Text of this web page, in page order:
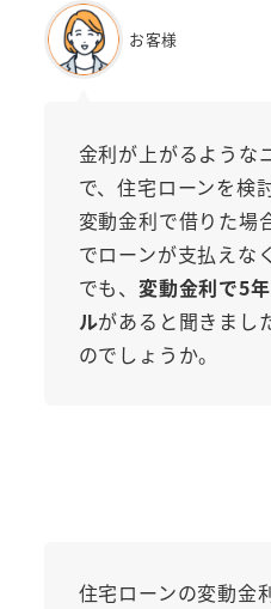
お客様
金利が上がるような
で、住宅ローンを検
変動金利で借りた場
でローンが支払えな
でも、 変動金利で5
ルがあると聞きまし
のでしょうか。
住宅ローンの変動金